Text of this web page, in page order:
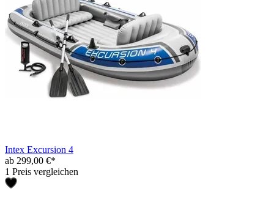
Intex Excursion 4
ab 299,00 €*
1 Preis vergleichen